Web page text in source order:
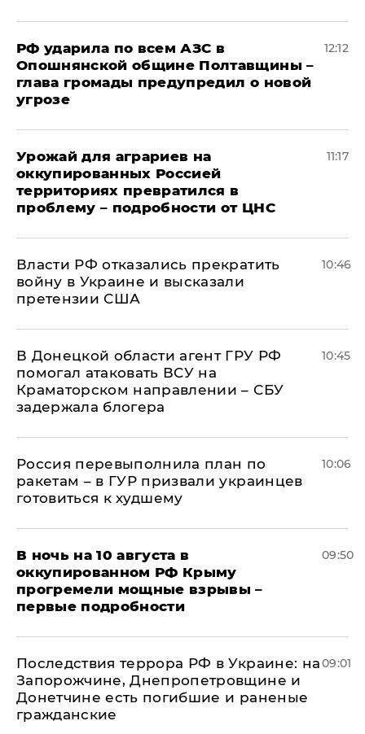
РФ ударила по всем АЗС в
Опошнянской общине Полтавщины –
глава громады предупредил о новой
угрозе
12:12
Урожай для аграриев на
оккупированных Россией
территориях превратился в
проблему – подробности от ЦНС
11:17
Власти РФ отказались прекратить
войну в Украине и высказали
претензии США
10:46
В Донецкой области агент ГРУ РФ
помогал атаковать ВСУ на
Краматорском направлении – СБУ
задержала блогера
10:45
Россия перевыполнила план по
ракетам – в ГУР призвали украинцев
готовиться к худшему
10:06
В ночь на 10 августа в
оккупированном РФ Крыму
прогремели мощные взрывы –
первые подробности
09:50
Последствия террора РФ в Украине: на
Запорожчине, Днепропетровщине и
Донетчине есть погибшие и раненые
гражданские
09:01